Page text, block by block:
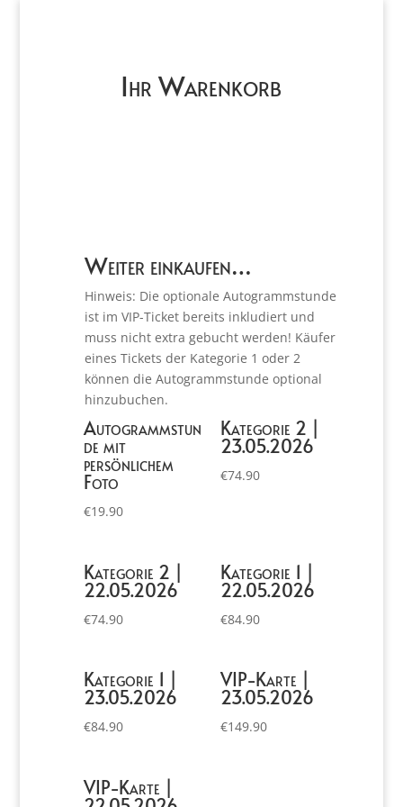
Ihr Warenkorb
Weiter einkaufen…
Hinweis: Die optionale Autogrammstunde
ist im VIP-Ticket bereits inkludiert und
muss nicht extra gebucht werden! Käufer
eines Tickets der Kategorie 1 oder 2
können die Autogrammstunde optional
hinzubuchen.
Autogrammstun
de mit
persönlichem
Foto
€19.90
Kategorie 2 |
23.05.2026
€74.90
Kategorie 2 |
22.05.2026
€74.90
Kategorie 1 |
22.05.2026
€84.90
Kategorie 1 |
23.05.2026
€84.90
VIP-Karte |
23.05.2026
€149.90
VIP-Karte |